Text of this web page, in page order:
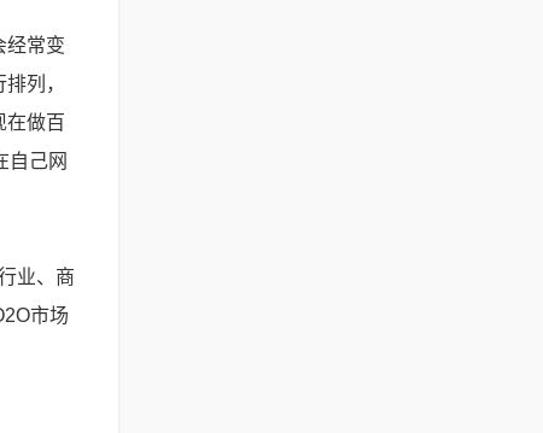
经常变
列，
在做百
自己网
业、商
市场